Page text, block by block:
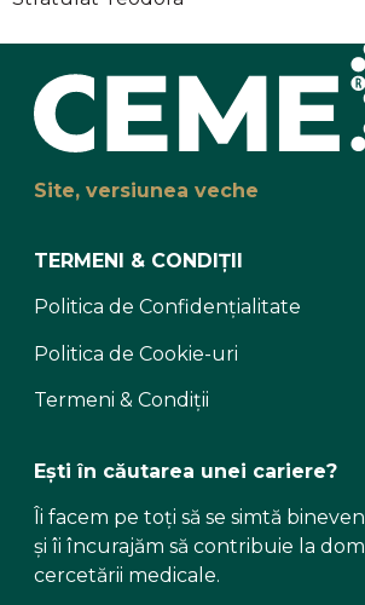
Site, versiunea veche
TERMENI & CONDIȚII
Politica de Confidențialitate
Politica de Cookie-uri
Termeni & Condiții
Ești în căutarea unei cariere?
Îi facem pe toți să se simtă
și îi încurajăm să contribuie la
cercetării medicale.